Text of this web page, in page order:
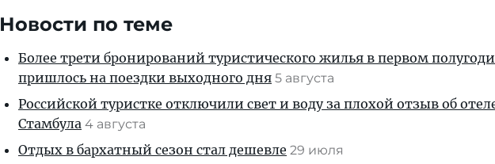
Новости по теме
Более трети бронирований туристического жилья в первом
пришлось на поездки выходного дня 5 августа
Российской туристке отключили свет и воду за плохой отзыв об
Стамбула 4 августа
Отдых в бархатный сезон стал дешевле 29 июля